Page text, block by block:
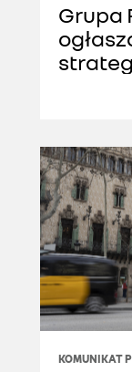
Grupa
KOMUNIKAT